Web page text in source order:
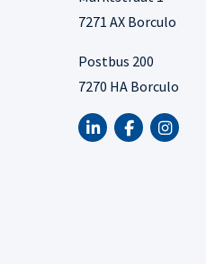
7271 AX Borculo
Postbus 200
7270 HA Borculo
LinkedIn van